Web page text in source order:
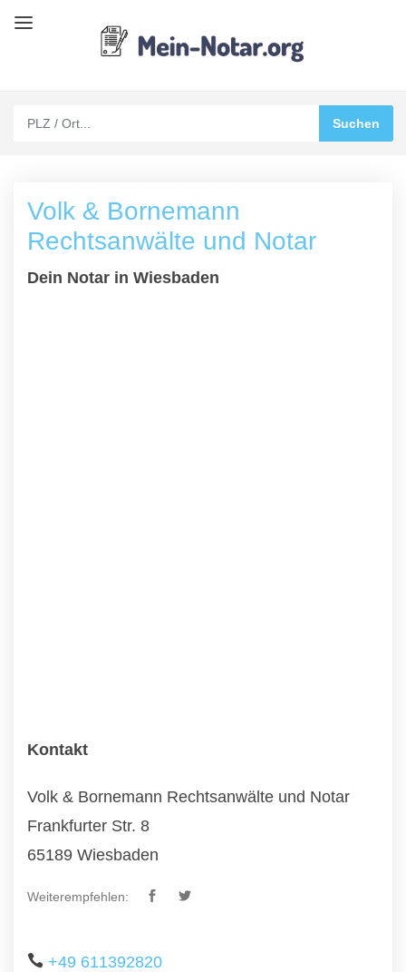
Volk & Bornemann
Rechtsanwälte und Notar
Dein Notar in Wiesbaden
Kontakt
Volk & Bornemann Rechtsanwälte und Notar
Frankfurter Str. 8
65189 Wiesbaden
Weiterempfehlen:
+49 611392820